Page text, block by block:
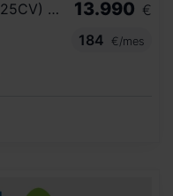
1.0 ECOBOOST MHEV 92KW(125CV) ACTIVE 5P
13.990 €
184
€/mes